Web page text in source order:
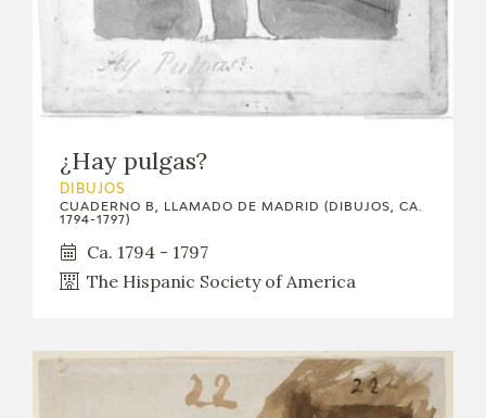
TIENDA ONLINE
RECURSOS EDUCATIVOS
FICHAS ARASAAC
¿Hay pulgas?
DIBUJOS
CUADERNO B, LLAMADO DE MADRID (DIBUJOS, CA.
1794-1797)
Ca. 1794 - 1797
The Hispanic Society of America